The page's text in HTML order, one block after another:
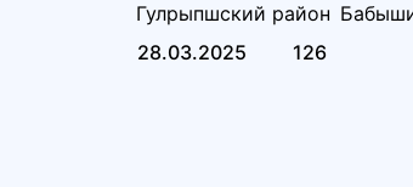
Гулрыпшский район
28.03.2025
126